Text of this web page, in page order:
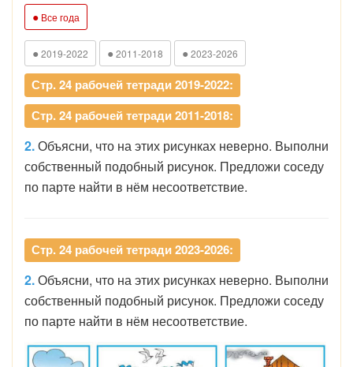
● Все года
● 2019-2022 ● 2011-2018 ● 2023-2026
Стр. 24 рабочей тетради 2019-2022:
Стр. 24 рабочей тетради 2011-2018:
2.Объясни, что на этих рисунках неверно. Выполни
собственный подобный рисунок. Предложи соседу
по парте найти в нём несоответствие.
Стр. 24 рабочей тетради 2023-2026:
2.Объясни, что на этих рисунках неверно. Выполни
собственный подобный рисунок. Предложи соседу
по парте найти в нём несоответствие.